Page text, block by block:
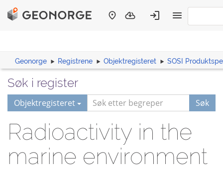
Geonorge Registrene Objektregisteret SOSI
Søk i register
Objektregisteret Søk
Radioactivity in the
marine environment